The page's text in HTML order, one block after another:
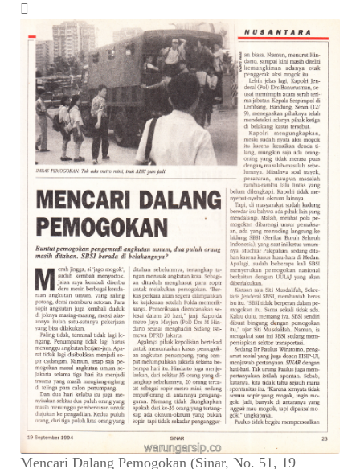
Mencari Dalang Pemogokan (Sinar, No. 51, 19